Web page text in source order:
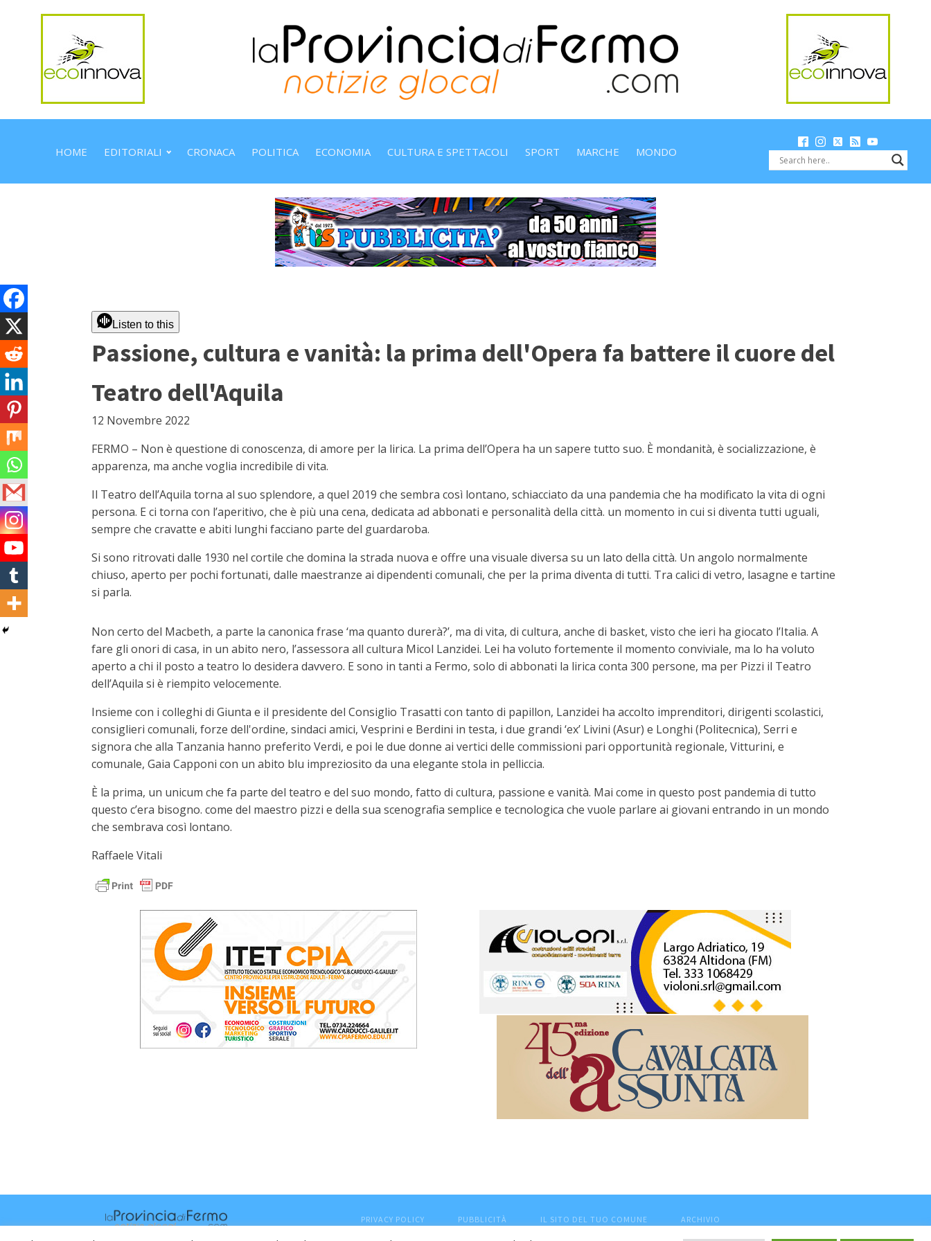
HOME EDITORIALI CRONACA POLITICA ECONOMIA CULTURA E SPETTACOLI SPORT MARCHE MONDO
Listen to this
Passione, cultura e vanità: la prima dell'Opera fa battere il cuore del
Teatro dell'Aquila
12 Novembre 2022
FERMO – Non è questione di conoscenza, di amore per la lirica. La prima dell’Opera ha un sapere tutto suo. È mondanità, è socializzazione, è
apparenza, ma anche voglia incredibile di vita.
Il Teatro dell’Aquila torna al suo splendore, a quel 2019 che sembra così lontano, schiacciato da una pandemia che ha modificato la vita di ogni
persona. E ci torna con l’aperitivo, che è più una cena, dedicata ad abbonati e personalità della città. un momento in cui si diventa tutti uguali,
sempre che cravatte e abiti lunghi facciano parte del guardaroba.
Si sono ritrovati dalle 1930 nel cortile che domina la strada nuova e offre una visuale diversa su un lato della città. Un angolo normalmente
chiuso, aperto per pochi fortunati, dalle maestranze ai dipendenti comunali, che per la prima diventa di tutti. Tra calici di vetro, lasagne e tartine
si parla.
Non certo del Macbeth, a parte la canonica frase ‘ma quanto durerà?’, ma di vita, di cultura, anche di basket, visto che ieri ha giocato l’Italia. A
fare gli onori di casa, in un abito nero, l’assessora all cultura Micol Lanzidei. Lei ha voluto fortemente il momento conviviale, ma lo ha voluto
aperto a chi il posto a teatro lo desidera davvero. E sono in tanti a Fermo, solo di abbonati la lirica conta 300 persone, ma per Pizzi il Teatro
dell’Aquila si è riempito velocemente.
Insieme con i colleghi di Giunta e il presidente del Consiglio Trasatti con tanto di papillon, Lanzidei ha accolto imprenditori, dirigenti scolastici,
consiglieri comunali, forze dell'ordine, sindaci amici, Vesprini e Berdini in testa, i due grandi ‘ex’ Livini (Asur) e Longhi (Politecnica), Serri e
signora che alla Tanzania hanno preferito Verdi, e poi le due donne ai vertici delle commissioni pari opportunità regionale, Vitturini, e
comunale, Gaia Capponi con un abito blu impreziosito da una elegante stola in pelliccia.
È la prima, un unicum che fa parte del teatro e del suo mondo, fatto di cultura, passione e vanità. Mai come in questo post pandemia di tutto
questo c’era bisogno. come del maestro pizzi e della sua scenografia semplice e tecnologica che vuole parlare ai giovani entrando in un mondo
che sembrava così lontano.
Raffaele Vitali
PRIVACY POLICY PUBBLICITÀ IL SITO DEL TUO COMUNE ARCHIVIO